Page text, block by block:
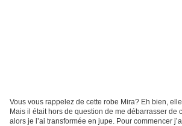
Vous vous rappelez de cette robe Mira? Eh bien,
Mais il était hors de question de me débarrasser de
alors je l’ai transformée en jupe. Pour commencer